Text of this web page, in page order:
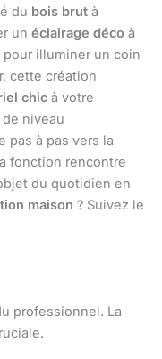
du bois brut à
un éclairage déco à
illuminer un coin
cette création
chic à votre
niveau
pas à pas vers la
fonction rencontre
du quotidien en
maison ? Suivez le
professionnel. La